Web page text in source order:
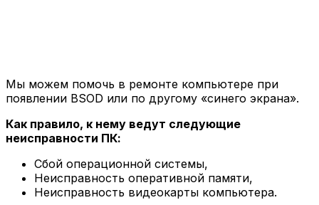
Мы можем помочь в ремонте компьютере при
появлении BSOD или по другому «синего экрана».
Как правило, к нему ведут следующие
неисправности ПК:
Сбой операционной системы,
Неисправность оперативной памяти,
Неисправность видеокарты компьютера.